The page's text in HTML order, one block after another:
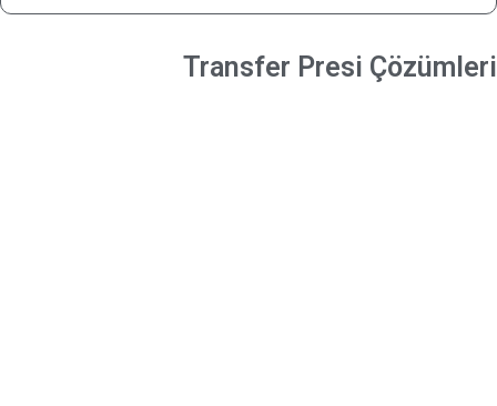
Transfer Presi Çözümleri